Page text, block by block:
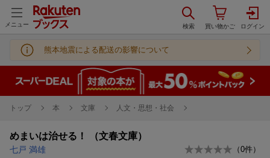
メニュー
熊本地震による配送の影響について
トップ 本 文庫 人文・思想・社会
めまいは治せる！ （文春文庫）
七戸 満雄 （0件）